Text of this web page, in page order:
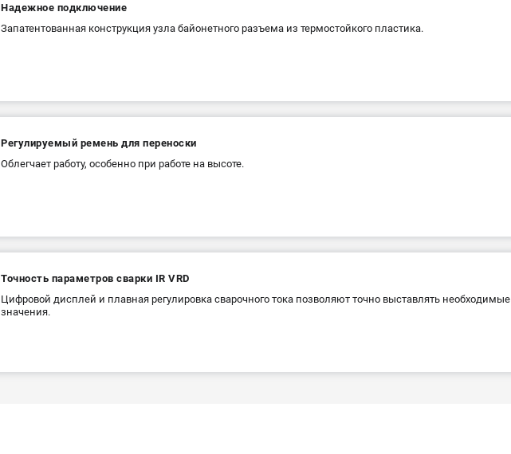
Надежное подключение
Запатентованная конструкция узла байонетного разъема из термостойкого пластика.
Регулируемый ремень для переноски
Облегчает работу, особенно при работе на высоте.
Точность параметров сварки IR VRD
Цифровой дисплей и плавная регулировка сварочного тока позволяют точно выставлять необходимые
значения.